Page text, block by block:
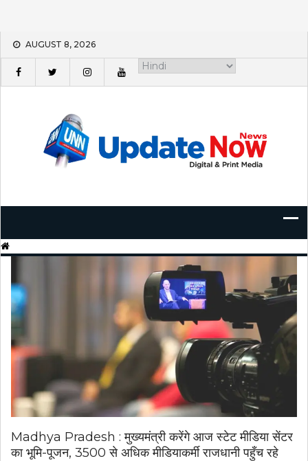
Skip
content
AUGUST 8, 2026
Madhya Pradesh : मुख्यमंत्री करेंगे आज स्टेट मीडिया सेंटर
का भूमि-पूजन, 3500 से अधिक मीडियाकर्मी राजधानी पहुँच रहे